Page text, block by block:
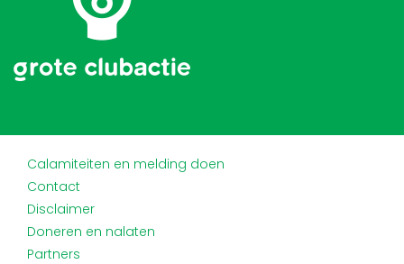
Calamiteiten en melding doen
Contact
Disclaimer
Doneren en nalaten
Partners